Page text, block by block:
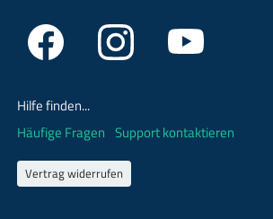
Hilfe finden...
Häufige Fragen Support kontaktieren
Vertrag widerrufen